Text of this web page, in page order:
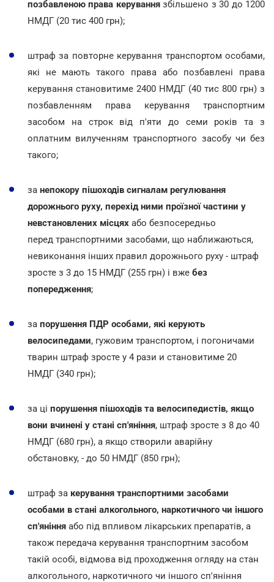
позбавленою права керуваннязбільшено з 30 до 1200
НМДГ (20 тис 400 грн);
штраф за повторне керування транспортом особами,
які не мають такого права або позбавлені права
керування становитиме 2400 НМДГ (40 тис 800 грн) з
позбавленням права керування транспортним
засобом на строк від п'яти до семи років та з
оплатним вилученням транспортного засобу чи без
такого;
за непокору пішоходів сигналам регулювання
дорожнього руху, перехід ними проїзної частини у
невстановлених місцях або безпосередньо
перед транспортними засобами, що наближаються,
невиконання інших правил дорожнього руху - штраф
зросте з 3 до 15 НМДГ (255 грн) і вже без
попередження;
за порушення ПДР особами, які керують
велосипедами, гужовим транспортом, і погоничами
тварин штраф зросте у 4 рази и становитиме 20
НМДГ (340 грн);
за ці порушення пішоходів та велосипедистів, якщо
вони вчинені у стані сп'яніння, штраф зросте з 8 до 40
НМДГ (680 грн), а якщо створили аварійну
обстановку, - до 50 НМДГ (850 грн);
штраф за керування транспортними засобами
особами в стані алкогольного, наркотичного чи іншого
сп'яніння або під впливом лікарських препаратів, а
також передача керування транспортним засобом
такій особі, відмова від проходження огляду на стан
алкогольного, наркотичного чи іншого сп'яніння